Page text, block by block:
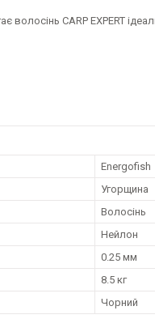
волосінь CARP EXPERT
Energofish
Угорщина
Волосінь
Нейлон
0.25 мм
8.5 кг
Чорний